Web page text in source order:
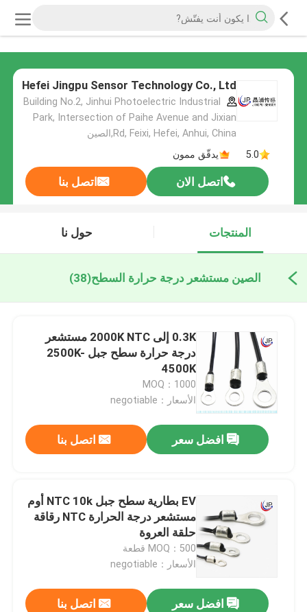
Hefei Jingpu Sensor Technology Co., Ltd
Building No.2, Jinhui Photoelectric Industrial
Park, Intersection of Paihe Avenue and Jixian
Rd, Feixi, Hefei, Anhui, China,الصين
5.0
يدقّق ممون
اتصل الان اتصل بنا
المنتجات حول نا
الصين مستشعر درجة حرارة السطح(38)
0.3K إلى 2000K NTC مستشعر
درجة حرارة سطح جبل 2500K-
4500K
MOQ：1000
الأسعار：negotiable
افضل سعر اتصل بنا
EV بطارية سطح جبل NTC 10k أوم
مستشعر درجة الحرارة NTC رقاقة
حلقة العروة
MOQ：500 قطعة
الأسعار：negotiable
افضل سعر اتصل بنا